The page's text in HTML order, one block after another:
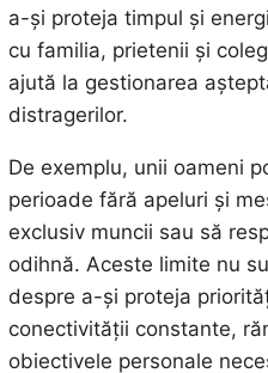
a-și proteja timpul și
cu familia, prietenii și
ajută la gestionarea
distragerilor.
De exemplu, unii oameni
perioade fără apeluri și
exclusiv muncii sau să
odihnă. Aceste limite nu
despre a-și proteja
conectivității constante,
obiectivele personale